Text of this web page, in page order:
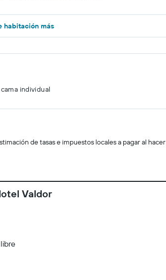
habitación más
individual
de tasas e impuestos locales a pagar al
Valdor